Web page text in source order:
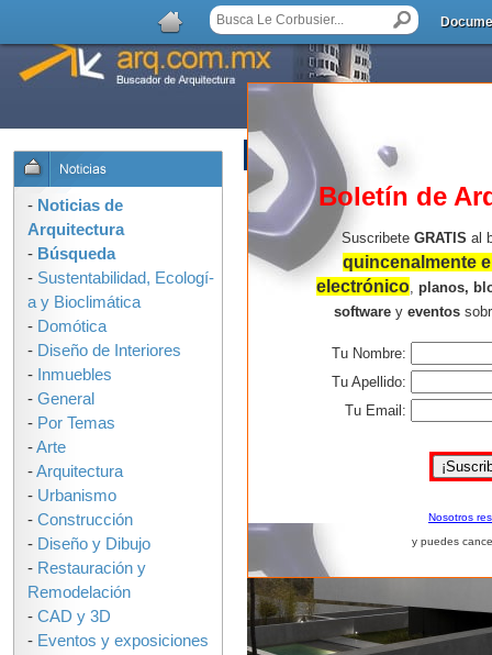
AGREGAR COMENTARIO
Boletín de
Suscribete GRATIS al
quincenalmente
electrónico, planos,
softwarey eventos
Tu Nombre:
Tu Apellido:
Tu Email:
Nosotros
y puedes
- Noticias de
Arquitectura
- Búsqueda
- Sustentabilidad, Ecologí­
a y Bioclimática
- Domótica
- Diseño de Interiores
- Inmuebles
- General
- Por Temas
-Arte
-Arquitectura
- Urbanismo
- Construcción
- Diseño y Dibujo
- Restauración y
Remodelación
- CAD y 3D
- Eventos y exposiciones